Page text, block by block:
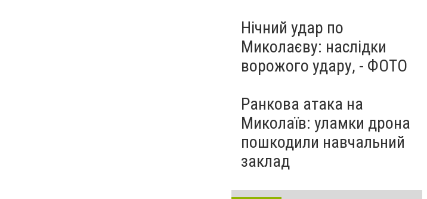
Нічний удар по
Миколаєву: наслідки
ворожого удару, - ФОТО
Ранкова атака на
Миколаїв: уламки дрона
пошкодили навчальний
заклад